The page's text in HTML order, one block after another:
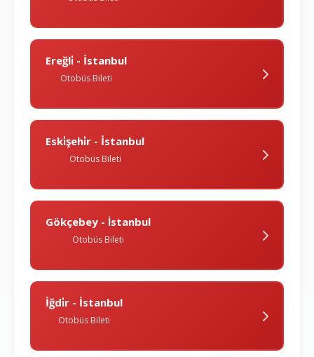
Ereğli̇ - İstanbul
Otobüs Bileti
Eski̇şehi̇r - İstanbul
Otobüs Bileti
Gökçebey - İstanbul
Otobüs Bileti
İğdi̇r - İstanbul
Otobüs Bileti